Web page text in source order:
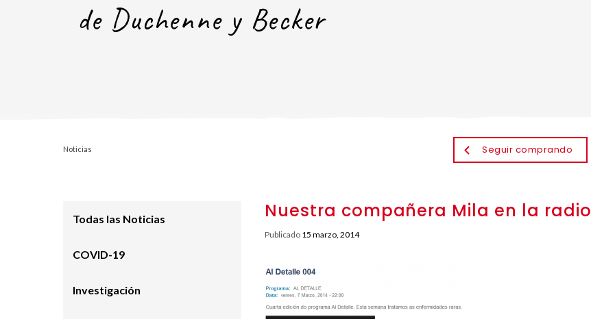
de Duchenne y Becker
Noticias Seguir comprando
Nuestra compañera Mila en la radio
Publicado 15 marzo, 2014
Todas las Noticias
COVID-19
Investigación